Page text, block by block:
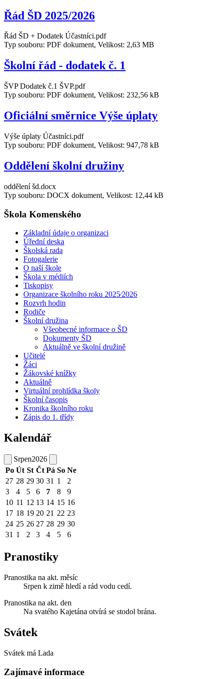
Řád ŠD 2025/2026
Řád ŠD + Dodatek Účastníci.pdf
Typ souboru: PDF dokument, Velikost: 2,63 MB
Školní řád - dodatek č. 1
ŠVP Dodatek č.1 ŠVP.pdf
Typ souboru: PDF dokument, Velikost: 232,56 kB
Oficiální směrnice Výše úplaty
Výše úplaty Účastníci.pdf
Typ souboru: PDF dokument, Velikost: 947,78 kB
Oddělení školní družiny
oddělení šd.docx
Typ souboru: DOCX dokument, Velikost: 12,44 kB
Škola Komenského
Základní údaje o organizaci
Úřední deska
Školská rada
Fotogalerie
O naší škole
Škola v médiích
Tiskopisy
Organizace školního roku 2025⁄2026
Rozvrh hodin
Rodiče
Školní družina
Všeobecné informace o ŠD
Dokumenty ŠD
Aktuálně ve školní družině
Učitelé
Žáci
Žákovské knížky
Aktuálně
Virtuální prohlídka školy
Školní časopis
Kronika školního roku
Zápis do 1. třídy
Kalendář
Srpen2026
Po Út St Čt Pá So Ne
27 28 29 30 31 1
2
3
4 5 6 7 8
9
10 11 12 13 14 15 16
17 18 19 20 21 22 23
24 25 26 27 28 29 30
31 1 2 3 4 5 6
Pranostiky
Pranostika na akt. měsíc
Srpen k zimě hledí a rád vodu cedí.
Pranostika na akt. den
Na svatého Kajetána otvírá se stodol brána.
Svátek
Svátek má Lada
Zajímavé informace